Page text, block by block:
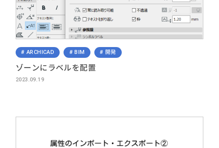
ARCHICAD BIM 開発
ゾーンにラベルを配置
2023.09.19